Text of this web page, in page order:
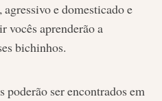
e domesticado e
vocês aprenderão a
bichinhos.
poderão ser encontrados em